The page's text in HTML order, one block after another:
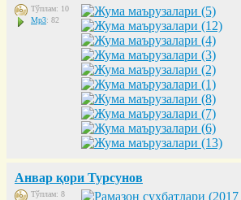
Тўплам: 10
Mp3: 82
Анвар қори Турсунов
Тўплам: 8